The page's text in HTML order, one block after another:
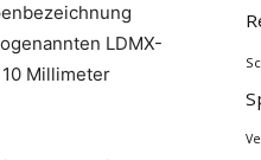
LDMX-
Millimeter